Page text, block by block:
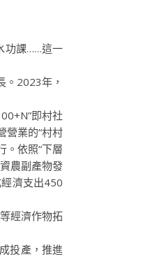
功課……這一
2023年，
即村社
營業的“村村
。依照“下層
農副產物發
濟支出450
經濟作物拓
投產，推進